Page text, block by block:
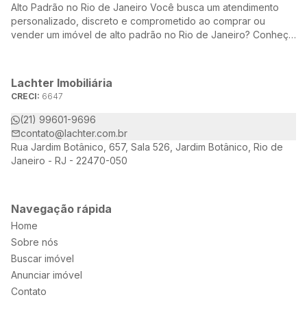
Alto Padrão no Rio de Janeiro Você busca um atendimento
personalizado, discreto e comprometido ao comprar ou
vender um imóvel de alto padrão no Rio de Janeiro? Conheça
necessidades e desejos.
Lachter Imobiliária
CRECI: 6647
(21) 99601-9696
contato@lachter.com.br
Rua Jardim Botânico, 657, Sala 526, Jardim Botânico, Rio de
Janeiro - RJ - 22470-050
Navegação rápida
Home
Sobre nós
Buscar imóvel
Anunciar imóvel
Contato